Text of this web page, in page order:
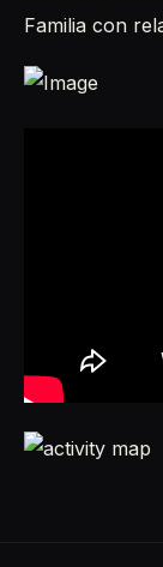
Familia con